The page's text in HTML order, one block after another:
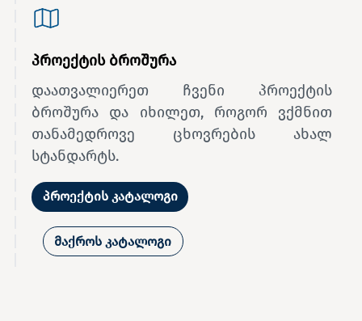
პროექტის ბროშურა
დაათვალიერეთ ჩვენი პროექტის
ბროშურა და იხილეთ, როგორ ვქმნით
თანამედროვე ცხოვრების ახალ
სტანდარტს.
პროექტის კატალოგი
მაქროს კატალოგი